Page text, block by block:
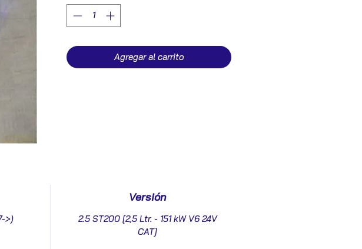
Agregar al carrito
>)
Versión
2.5 ST200 [2,5 Ltr. - 151 kW V6 24V
CAT]